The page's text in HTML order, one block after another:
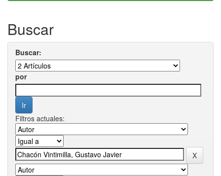
Buscar
Buscar:
por
Filtros actuales: